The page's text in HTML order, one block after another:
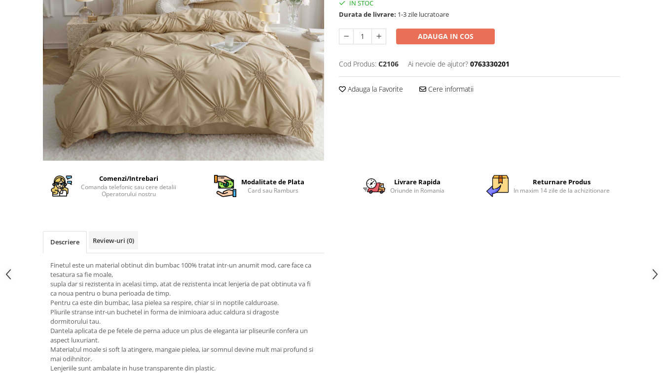
Cearceaf Normal
Lenjerii Pat Imprimeu 5D cu Elastic
Cearceaf cu Elastic pat 1 Persoana
Cearceaf cu Elastic pat 2 Persoane
Lenjerii Pat Inimi Brodate
Lenjerii Pat, Bumbac-Finet
Premium, 1 Persoana
Lenjerii Pat, Bumbac-Finet
Premium, 2 Persoane
Cearceaf cu Elastic
Cearceaf Normal
IN STOC
Durata de livrare: 1-3 zile lucratoare
ADAUGA IN COS
Cod Produs: C2106 Ai nevoie de ajutor? 0763330201
Adauga la Favorite Cere informatii
Comenzi/Intrebari
Comanda telefonic sau cere detalii
Operatorului nostru
Modalitate de Plata
Card sau Ramburs
Livrare Rapida
Oriunde in Romania
Returnare Produs
In maxim 14 zile de la achizitionare
Descriere Review-uri (0)
Finetul este un material obtinut din bumbac 100% tratat intr-un anumit mod, care face ca
tesatura sa fie moale,
supla dar si rezistenta in acelasi timp, atat de rezistenta incat lenjeria de pat obtinuta va fi
ca noua pentru o buna perioada de timp.
Pentru ca este din bumbac, lasa pielea sa respire, chiar si in noptile calduroase.
Pliurile stranse intr-un buchetel in forma de inimioara aduc caldura si dragoste
dormitorului tau.
Dantela aplicata de pe fetele de perna aduce un plus de eleganta iar pliseurile confera un
aspect luxuriant.
Material;ul moale si soft la atingere, mangaie pielea, iar somnul devine mult mai profund si
mai odihnitor.
Lenjeriile sunt ambalate in huse transparente din plastic.